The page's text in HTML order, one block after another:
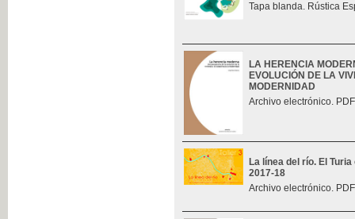
Tapa blanda. Rústica
LA HERENCIA
EVOLUCIÓN DE LA
MODERNIDAD
Archivo electrónico.
La línea del río. El
2017-18
Archivo electrónico.